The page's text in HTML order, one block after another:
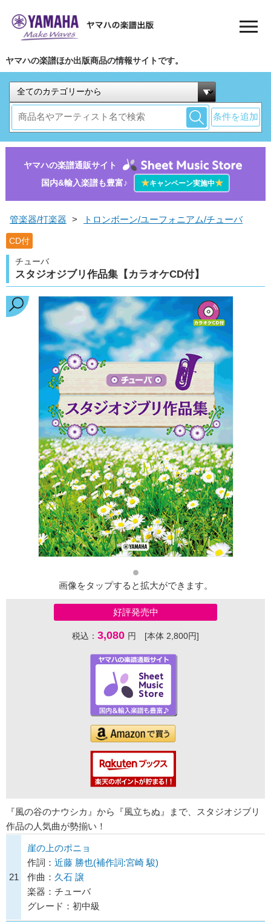
ヤマハの楽譜ほか出版商品の情報サイトです。
条件を追加
ヤマハの楽譜通販サイト
国内&輸入楽譜も豊富♪
★キャンペーン実施中★
管楽器/打楽器 > トロンボーン/ユーフォニアム/チューバ
CD付
チューバ
スタジオジブリ作品集【カラオケCD付】
画像をタップすると拡大ができます。
好評発売中
税込： 3,080 円 [本体 2,800円]
『風の谷のナウシカ』から『風立ちぬ』まで、スタジオジブリ
作品の人気曲が勢揃い！
21
崖の上のポニョ
作詞： 近藤 勝也(補作詞:宮崎 駿)
作曲： 久石 譲
楽器：チューバ
グレード：初中級